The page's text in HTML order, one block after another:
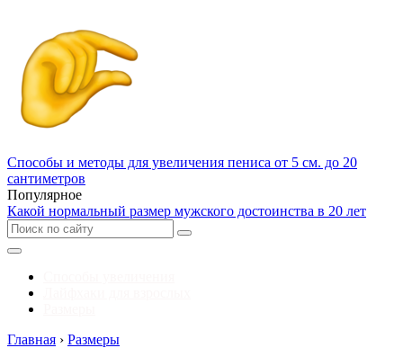
Способы и методы для увеличения пениса от 5 см. до 20
сантиметров
Популярное
Какой нормальный размер мужского достоинства в 20 лет
Главная › Размеры